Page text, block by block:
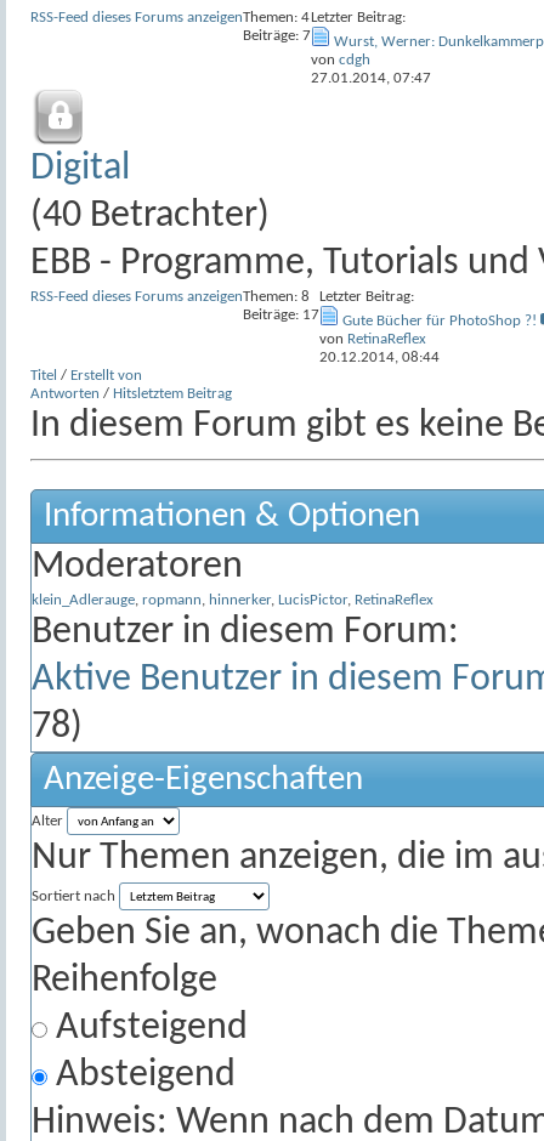
RSS-Feed dieses Forums anzeigenThemen: 4
Beiträge: 7
Letzter Beitrag:
Wurst, Werner:
von cdgh
27.01.2014, 07:47
Digital
(40 Betrachter)
EBB - Programme, Tutorials
RSS-Feed dieses Forums anzeigenThemen: 8
Beiträge: 17
Letzter Beitrag:
Gute Bücher für PhotoShop ?!
von RetinaReflex
20.12.2014, 08:44
Titel / Erstellt von
Antworten / Hits letztem Beitrag
In diesem Forum gibt es keine
Informationen & Optionen
Moderatoren
klein_Adlerauge, ropmann, hinnerker, LucisPictor, RetinaReflex
Benutzer in diesem Forum:
Aktive Benutzer in diesem
78)
Anzeige-Eigenschaften
Alter
Nur Themen anzeigen, die im
Sortiert nach
Geben Sie an, wonach die
Reihenfolge
Aufsteigend
Absteigend
Hinweis: Wenn nach dem